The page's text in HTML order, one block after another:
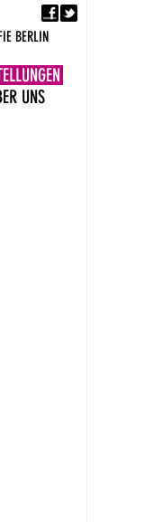
BERLIN
UNS